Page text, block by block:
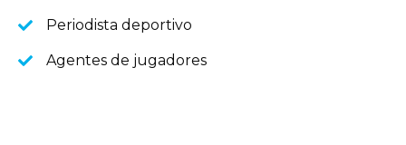
Periodista deportivo
Agentes de jugadores